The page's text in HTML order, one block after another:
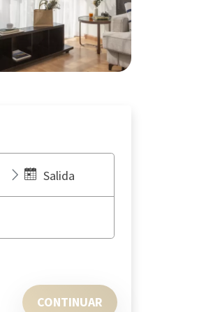
Salida
CONTINUAR